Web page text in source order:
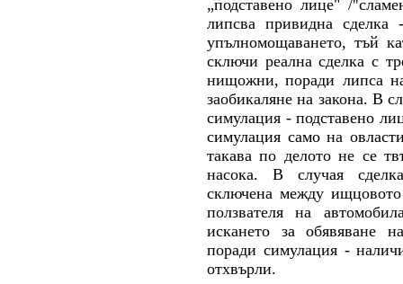
„подставено лице" /"
липсва привидна
упълномощаването, тъй
сключи реална сделка с
нищожни, поради липса
заобикаляне на закона. В
симулация - подставено
симулация само на
такава по делото не се
насока. В случая
сключена между
ползвателя на
искането за обявяване
поради симулация -
отхвърли.